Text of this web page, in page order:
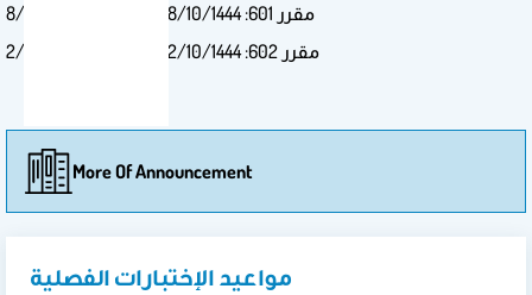
مقرر 601: 18/10/1444هـ الموافق 8/5/2023
مقرر 602: 12/10/1444هـ الموافق 2/5/2023
More Of Announcement
مواعيد الإختبارات الفصلية